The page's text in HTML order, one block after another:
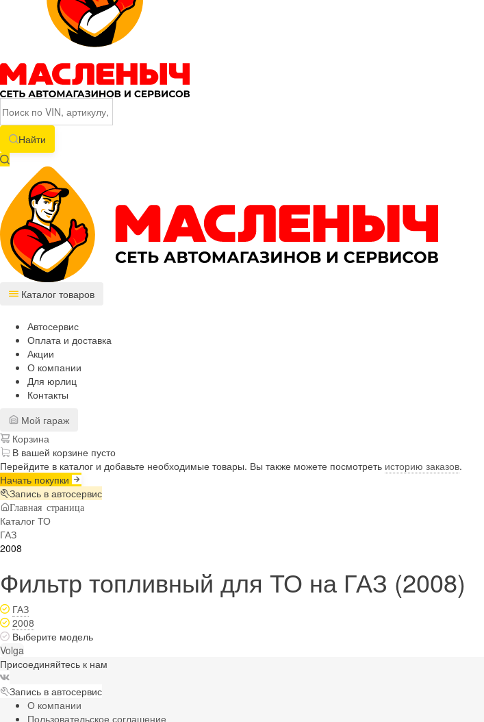
Найти
Каталог товаров
Автосервис
Оплата и доставка
Акции
О компании
Для юрлиц
Контакты
Мой гараж
Корзина
В вашей корзине пусто
Перейдите в каталог и добавьте необходимые товары. Вы также можете посмотреть историю заказов.
Начать покупки
Запись в автосервис
Главная страница
Каталог ТО
ГАЗ
2008
Фильтр топливный для ТО на ГАЗ (2008)
ГАЗ
2008
Выберите модель
Volga
Присоединяйтесь к нам
Запись в автосервис
О компании
Пользовательское соглашение